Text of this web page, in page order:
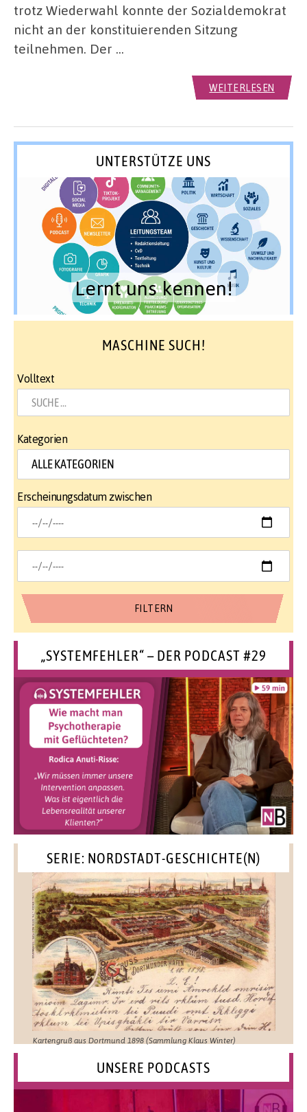
trotz Wiederwahl konnte der Sozialdemokrat
nicht an der konstituierenden Sitzung
teilnehmen. Der …
WEITERLESEN
UNTERSTÜTZE UNS
Lernt uns kennen!
MASCHINE SUCH!
Volltext
Kategorien
Erscheinungsdatum zwischen
„SYSTEMFEHLER“ – DER PODCAST #29
SERIE: NORDSTADT-GESCHICHTE(N)
Kartengruß aus Dortmund 1898 (Sammlung Klaus Winter)
UNSERE PODCASTS